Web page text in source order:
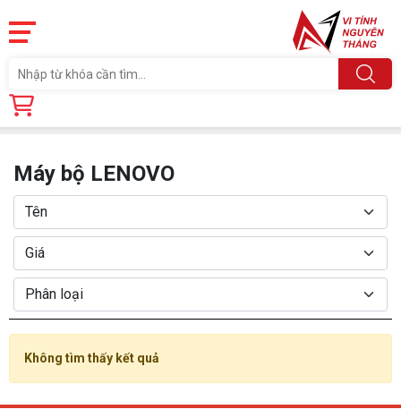
Trang chủ
Máy bộ LENOVO
Không tìm thấy kết quả